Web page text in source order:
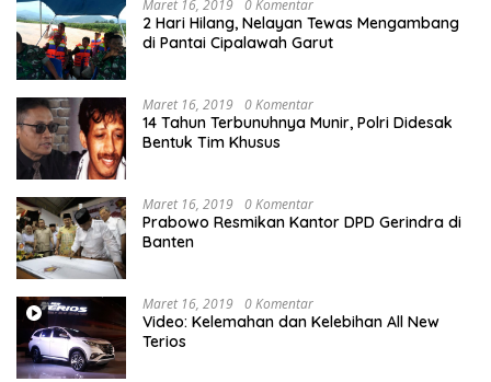
Maret 16, 2019 0 Komentar
2 Hari Hilang, Nelayan Tewas Mengambang
di Pantai Cipalawah Garut
Maret 16, 2019 0 Komentar
14 Tahun Terbunuhnya Munir, Polri Didesak
Bentuk Tim Khusus
Maret 16, 2019 0 Komentar
Prabowo Resmikan Kantor DPD Gerindra di
Banten
Maret 16, 2019 0 Komentar
Video: Kelemahan dan Kelebihan All New
Terios